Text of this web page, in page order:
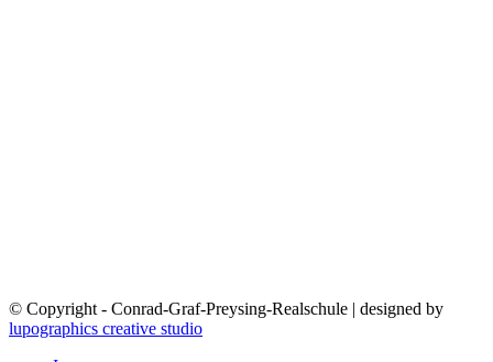
© Copyright - Conrad-Graf-Preysing-Realschule | designed by
lupographics creative studio